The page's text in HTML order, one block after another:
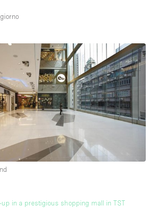
in a prestigious shopping mall in TST